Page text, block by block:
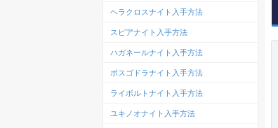
ヘラクロスナイト入手方法
スピアナイト入手方法
ハガネールナイト入手方法
ボスゴドラナイト入手方法
ライボルトナイト入手方法
ユキノオナイト入手方法